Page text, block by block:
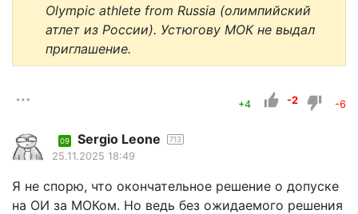
Olympic athlete from Russia (олимпийский
атлет из России). Устюгову МОК не выдал
приглашение.
+4 -2 -6
09 Sergio Leone 713
25.11.2025 18:49
Я не спорю, что окончательное решение о допуске
на ОИ за МОКом. Но ведь без ожидаемого решения